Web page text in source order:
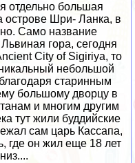
отдельно большая
острове Шри- Ланка, в
Само название
гора, сегодня
City of Sigiriya, то
небольшой
старинным
большому дворцу в
и многим другим
тут жили буддийские
сам царь Кассапа,
где он жил еще 18 лет